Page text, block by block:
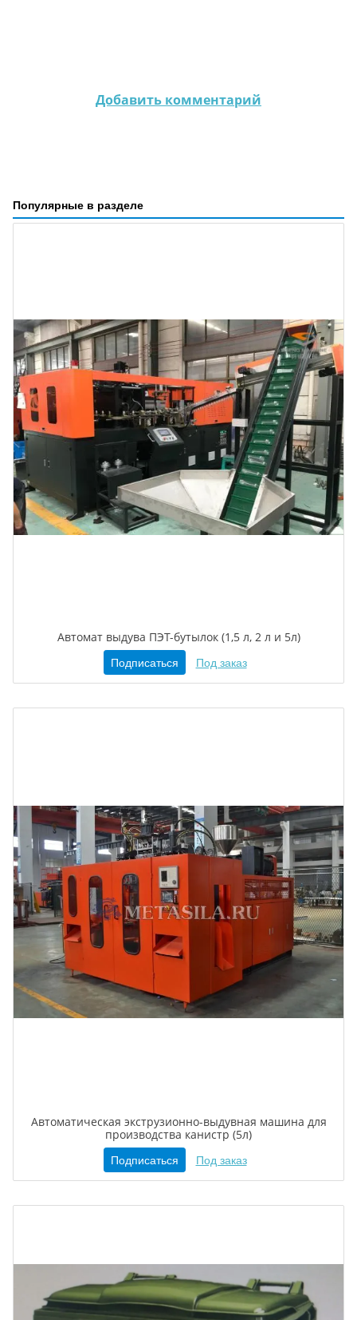
Добавить комментарий
Популярные в разделе
Автомат выдува ПЭТ-бутылок (1,5 л, 2 л и 5л)
Подписаться Под заказ
Автоматическая экструзионно-выдувная машина для
производства канистр (5л)
Подписаться Под заказ